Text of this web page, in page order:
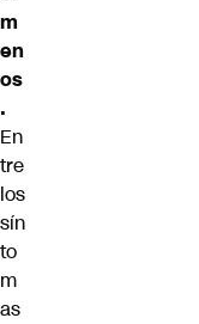
m
en
os
.
En
tre
los
sín
to
m
as